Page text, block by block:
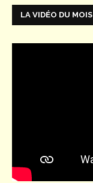
LA VIDÉO DU MOIS